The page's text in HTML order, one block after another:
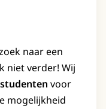
naar een
niet verder! Wij
voor
mogelijkheid